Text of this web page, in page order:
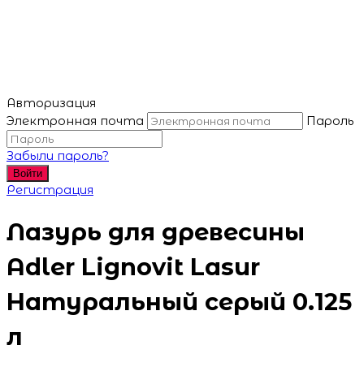
Авторизация
Электронная почта
Пароль
Забыли пароль?
Войти
Регистрация
Лазурь для древесины
Adler Lignovit Lasur
Натуральный серый 0.125
л